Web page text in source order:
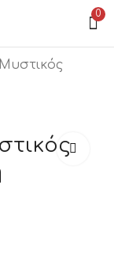
0
Ροζ
Μεταλλική
Χρυσή